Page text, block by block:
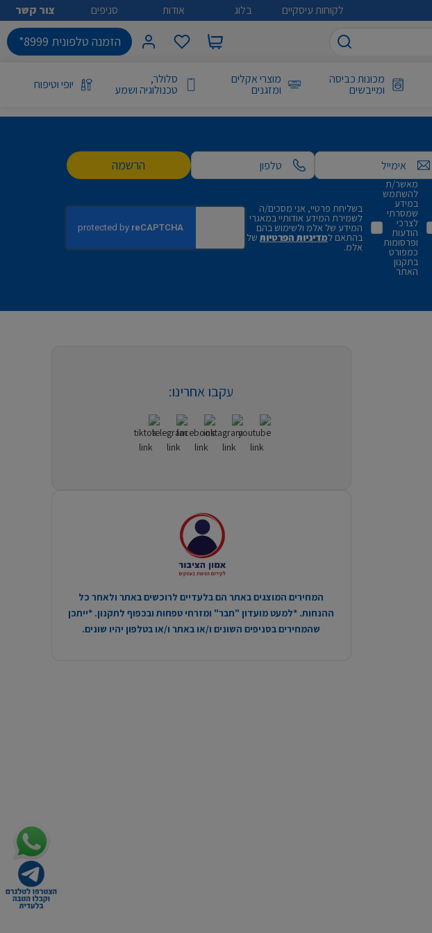
לקוחות עיסקיים בלוג אודות סניפים צור קשר
הזמנה טלפונית 8999*
מכונות כביסה
ומייבשים
מוצרי אקלים
ומזגנים
סלולר,
טכנולוגיה ושמע יופי וטיפוח
אימייל הרשמה
מאשר/ת
להשתמש
במידע
שמסרתי
לצרכי
הודעות
ופרסומות
כמפורט
בתקנון
האתר
בשליחת פרטיי, אני מסכים/ה
לשמירת המידע אודותיי במאגרי
המידע של אלמ ולשימוש בהם
בהתאם למדיניות הפרטיות של
אלמ.
עקבו אחרינו:
המחירים המוצגים באתר הם בלעדיים לרוכשים באתר ולאחר כל
ההנחות. *למעט מועדון "חבר" ומזרחי טפחות ובכפוף לתקנון. *ייתכן
שהמחירים בסניפים השונים ו/או באתר ו/או בטלפון יהיו שונים.